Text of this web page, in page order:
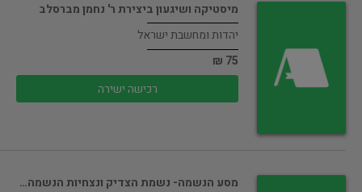
מיסטיקה ושיגעון ביצירת ר' נחמן מברסלב
יהדות ומחשבת ישראל
75 ₪
רכישה ישירה
מסע הנשמה- נשמת הצדיק ונצחיות הנשמה…